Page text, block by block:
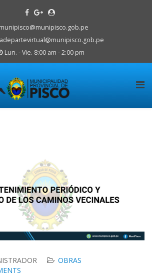
munipisco@munipisco.gob.pe
Lun. - Vie. 8:00 am - 2:00 pm
OBRAS